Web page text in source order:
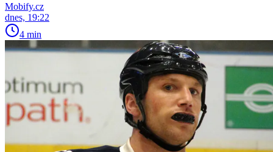
Mobify.cz
dnes, 19:22
4 min